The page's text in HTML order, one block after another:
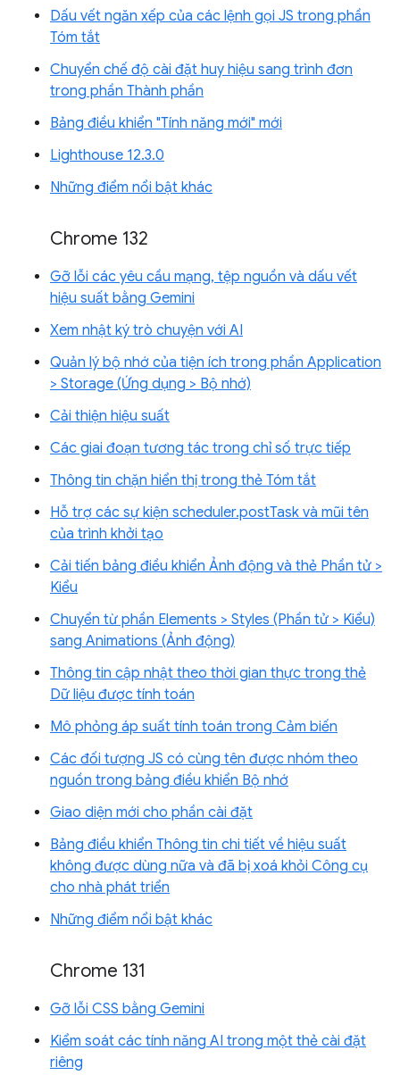
Dấu vết ngăn xếp của các lệnh gọi JS trong phần
Tóm tắt
Chuyển chế độ cài đặt huy hiệu sang trình đơn
trong phần Thành phần
Bảng điều khiển "Tính năng mới" mới
Lighthouse 12.3.0
Những điểm nổi bật khác
Chrome 132
Gỡ lỗi các yêu cầu mạng, tệp nguồn và dấu vết
hiệu suất bằng Gemini
Xem nhật ký trò chuyện với AI
Quản lý bộ nhớ của tiện ích trong phần Application
> Storage (Ứng dụng > Bộ nhớ)
Cải thiện hiệu suất
Các giai đoạn tương tác trong chỉ số trực tiếp
Thông tin chặn hiển thị trong thẻ Tóm tắt
Hỗ trợ các sự kiện scheduler.postTask và mũi tên
của trình khởi tạo
Cải tiến bảng điều khiển Ảnh động và thẻ Phần tử >
Kiểu
Chuyển từ phần Elements > Styles (Phần tử > Kiểu)
sang Animations (Ảnh động)
Thông tin cập nhật theo thời gian thực trong thẻ
Dữ liệu được tính toán
Mô phỏng áp suất tính toán trong Cảm biến
Các đối tượng JS có cùng tên được nhóm theo
nguồn trong bảng điều khiển Bộ nhớ
Giao diện mới cho phần cài đặt
Bảng điều khiển Thông tin chi tiết về hiệu suất
không được dùng nữa và đã bị xoá khỏi Công cụ
cho nhà phát triển
Những điểm nổi bật khác
Chrome 131
Gỡ lỗi CSS bằng Gemini
Kiểm soát các tính năng AI trong một thẻ cài đặt
riêng